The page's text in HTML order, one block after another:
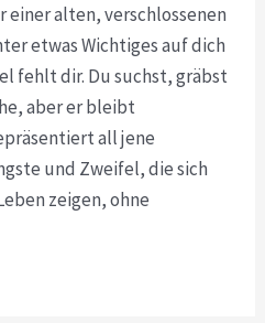
alten, verschlossenen
etwas Wichtiges auf dich
fehlt dir. Du suchst, gräbst
aber er bleibt
all jene
und Zweifel, die sich
zeigen, ohne